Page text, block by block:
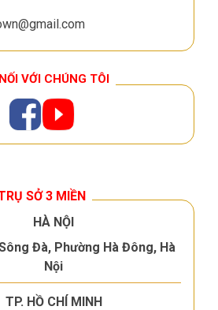
VỚI CHÚNG TÔI
SỞ 3 MIỀN
HÀ NỘI
Đà, Phường Hà Đông, Hà
Nội
TP. HỒ CHÍ MINH